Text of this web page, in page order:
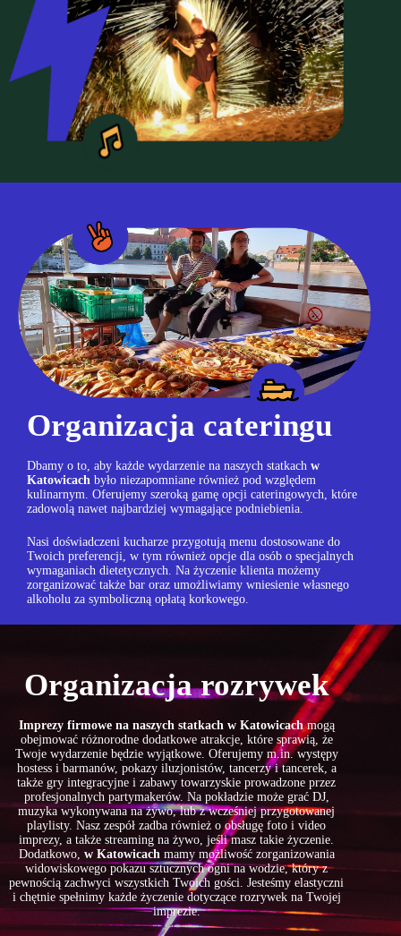
Organizacja cateringu
Dbamy o to, aby każde wydarzenie na naszych statkach w
Katowicach było niezapomniane również pod względem
kulinarnym. Oferujemy szeroką gamę opcji cateringowych, które
zadowolą nawet najbardziej wymagające podniebienia.
Nasi doświadczeni kucharze przygotują menu dostosowane do
Twoich preferencji, w tym również opcje dla osób o specjalnych
wymaganiach dietetycznych. Na życzenie klienta możemy
zorganizować także bar oraz umożliwiamy wniesienie własnego
alkoholu za symboliczną opłatą korkowego.
Organizacja rozrywek
Imprezy firmowe na naszych statkach w Katowicachmogą
obejmować różnorodne dodatkowe atrakcje, które sprawią, że
Twoje wydarzenie będzie wyjątkowe. Oferujemy m.in. występy
hostess i barmanów, pokazy iluzjonistów, tancerzy i tancerek, a
także gry integracyjne i zabawy towarzyskie prowadzone przez
profesjonalnych partymakerów. Na pokładzie może grać DJ,
muzyka wykonywana na żywo, lub z wcześniej przygotowanej
playlisty. Nasz zespół zadba również o obsługę foto i video
imprezy, a także streaming na żywo, jeśli masz takie życzenie.
Dodatkowo, w Katowicachmamy możliwość zorganizowania
widowiskowego pokazu sztucznych ogni na wodzie, który z
pewnością zachwyci wszystkich Twoich gości. Jesteśmy elastyczni
i chętnie spełnimy każde życzenie dotyczące rozrywek na Twojej
imprezie.